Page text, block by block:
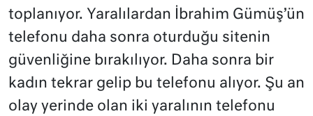
toplanıyor. Yaralılardan İbrahim Gümüş’ün
telefonu daha sonra oturduğu sitenin
güvenliğine bırakılıyor. Daha sonra bir
kadın tekrar gelip bu telefonu alıyor. Şu an
olay yerinde olan iki yaralının telefonu